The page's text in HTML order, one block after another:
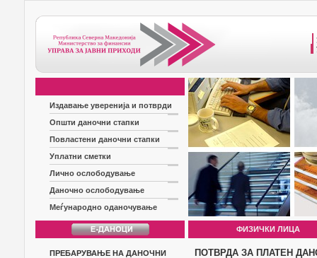
Издавање уверенија и потврди
Општи даночни стапки
Повластени даночни стапки
Уплатни сметки
Лично ослободување
Даночно ослободување
Меѓународно оданочување
ФИЗИЧКИ ЛИЦА
ПРЕБАРУВАЊЕ НА ДАНОЧНИ
ПОТВРДА ЗА ПЛАТЕН